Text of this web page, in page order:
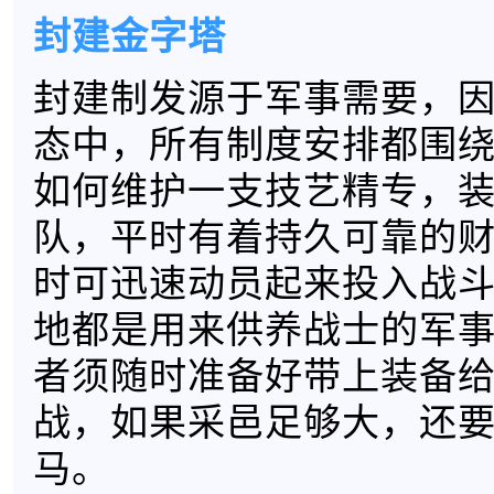
封建金字塔
封建制发源于军事需要，
态中，所有制度安排都围
如何维护一支技艺精专，
队，平时有着持久可靠的
时可迅速动员起来投入战
地都是用来供养战士的军
者须随时准备好带上装备
战，如果采邑足够大，还
马。